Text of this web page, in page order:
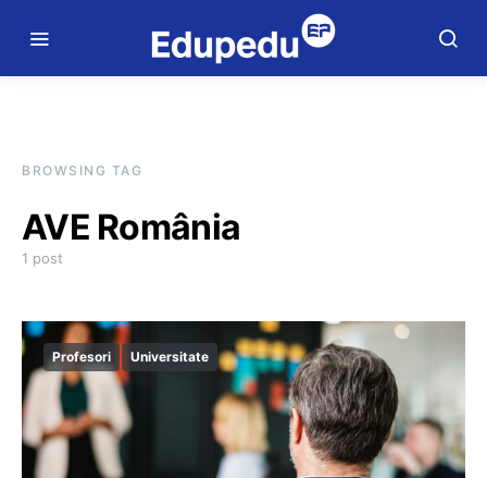
BROWSING TAG
AVE România
1 post
Profesori Universitate